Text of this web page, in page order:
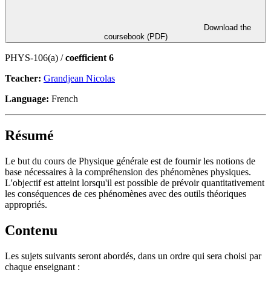
coursebook (PDF)
PHYS-106(a) /coefficient 6
Teacher: Grandjean Nicolas
Language: French
Résumé
Le but du cours de Physique générale est de fournir les notions de
base nécessaires à la compréhension des phénomènes physiques.
L'objectif est atteint lorsqu'il est possible de prévoir quantitativement
les conséquences de ces phénomènes avec des outils théoriques
appropriés.
Contenu
Les sujets suivants seront abordés, dans un ordre qui sera choisi par
chaque enseignant :